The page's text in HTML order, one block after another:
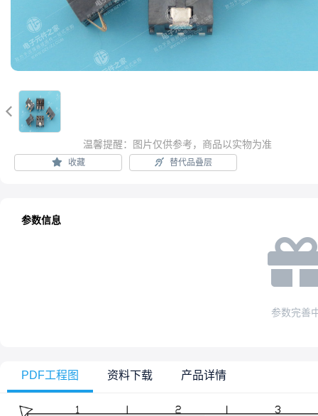

温馨提醒：图片仅供参考，商品以实物为准
收藏 替代品叠层
参数信息
参数完善
PDF工程图 资料下载 产品详情